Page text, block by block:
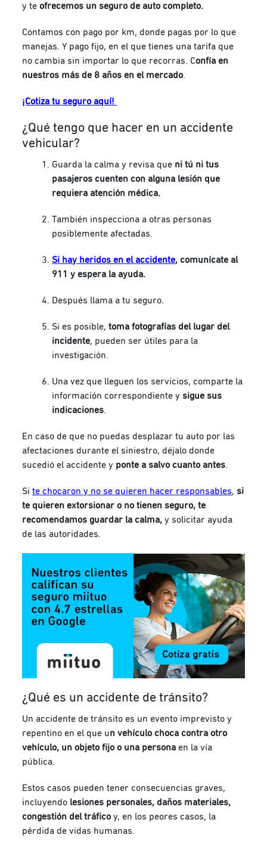
y te ofrecemos un seguro de auto completo.
Contamos con pago por km, donde pagas por lo que
manejas. Y pago fijo, en el que tienes una tarifa que
no cambia sin importar lo que recorras. Confía en
nuestros más de 8 años en el mercado.
¡Cotiza tu seguro aquí!
¿Qué tengo que hacer en un accidente
vehicular?
Guarda la calma y revisa que ni tú ni tus
pasajeros cuenten con alguna lesión que
requiera atención médica.
También inspecciona a otras personas
posiblemente afectadas.
Si hay heridos en el accidente, comunícate al
911 y espera la ayuda.
Después llama a tu seguro.
Si es posible,toma fotografías del lugar del
incidente, pueden ser útiles para la
investigación.
Una vez que lleguen los servicios, comparte la
información correspondiente ysigue sus
indicaciones.
En caso de que no puedas desplazar tu auto por las
afectaciones durante el siniestro, déjalo donde
sucedió el accidente y ponte a salvo cuanto antes.
Site chocaron y no se quieren hacer responsables, si
te quieren extorsionar o no tienen seguro, te
recomendamos guardar la calma, y solicitar ayuda
de las autoridades.
¿Qué es un accidente de tránsito?
Un accidente de tránsito es un evento imprevisto y
repentino en el que un vehículo choca contra otro
vehículo, un objeto fijo o una persona en la vía
pública.
Estos casos pueden tener consecuencias graves,
incluyendo lesiones personales, daños materiales,
congestión del tráfico y, en los peores casos, la
pérdida de vidas humanas.